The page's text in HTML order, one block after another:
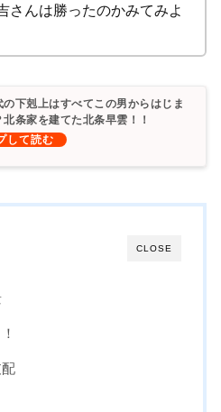
さんは勝ったのかみてみよ
の下剋上はすべてこの男からはじま
北条家を建てた北条早雲！！
CLOSE